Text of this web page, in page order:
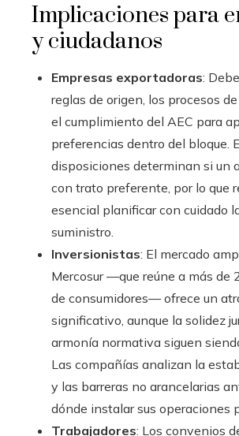
Implicaciones para
y ciudadanos
Empresas exportadoras:
reglas de origen, los procesos
el cumplimiento del AEC para
preferencias dentro del bloque.
disposiciones determinan si un
con trato preferente, por lo que
esencial planificar con cuidado
suministro.
Inversionistas: El mercado
Mercosur —que reúne a más de
de consumidores— ofrece un
significativo, aunque la solidez
armonía normativa siguen
Las compañías analizan la
y las barreras no arancelarias
dónde instalar sus operaciones
Trabajadores: Los convenios